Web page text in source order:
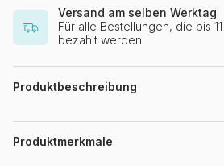
Versand am selben Werktag
Für alle Bestellungen, die bis
bezahlt werden
Produktbeschreibung
Tracy Hall
Produktmerkmale